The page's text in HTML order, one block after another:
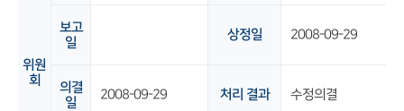
위원
회
보고
일
상정일 2008-09-29
의결
일
2008-09-29 처리 결과 수정의결